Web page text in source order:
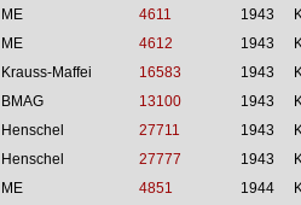
ME
4611 1943
ME
4612 1943
Krauss-Maffei
16583 1943
BMAG
13100 1943
Henschel
27711 1943
Henschel
27777 1943
ME
4851 1944